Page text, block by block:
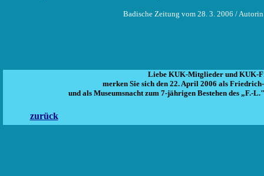
Badische Zeitung vom 28. 3. 2006 /
Liebe KUK-Mitglieder und KUK-
merken Sie sich den 22. April 2006 als
und als Museumsnacht zum 7-jährigen Bestehen des „F.-
zurück